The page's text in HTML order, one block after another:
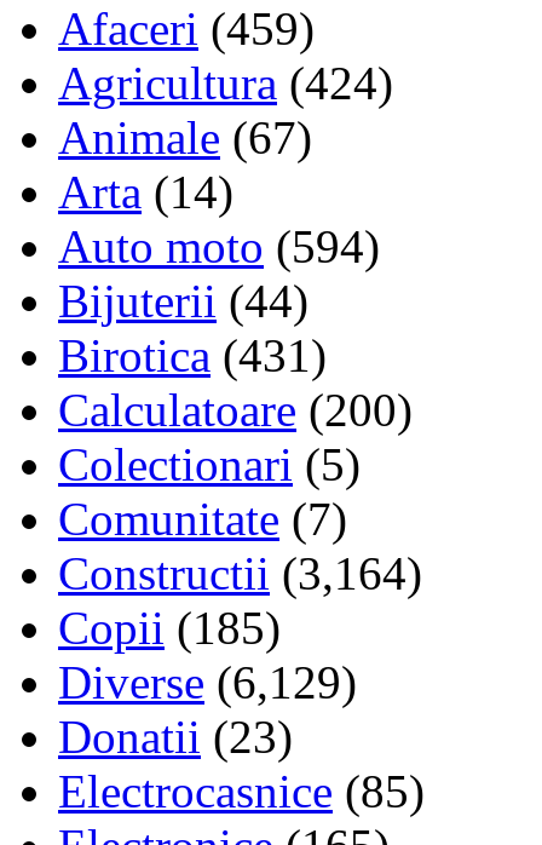
Afaceri (459)
Agricultura (424)
Animale (67)
Arta (14)
Auto moto (594)
Bijuterii (44)
Birotica (431)
Calculatoare (200)
Colectionari (5)
Comunitate (7)
Constructii (3,164)
Copii (185)
Diverse (6,129)
Donatii (23)
Electrocasnice (85)